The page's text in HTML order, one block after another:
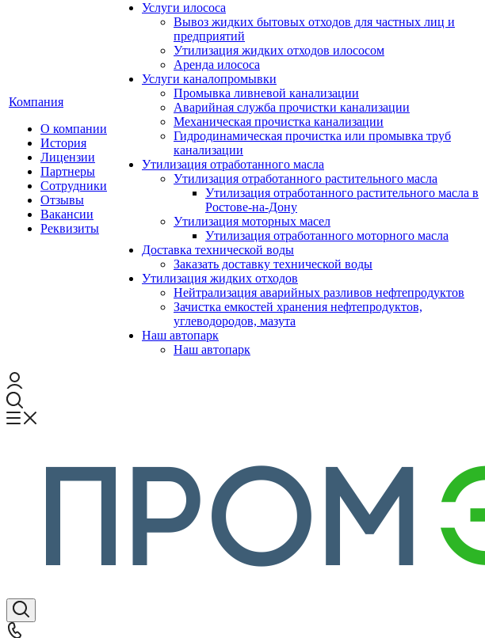
Компания
О компании
История
Лицензии
Партнеры
Сотрудники
Отзывы
Вакансии
Реквизиты
Услуги илососа
Вывоз жидких бытовых отходов для частных лиц и
предприятий
Утилизация жидких отходов илососом
Аренда илососа
Услуги каналопромывки
Промывка ливневой канализации
Аварийная служба прочистки канализации
Механическая прочистка канализации
Гидродинамическая прочистка или промывка труб
канализации
Утилизация отработанного масла
Утилизация отработанного растительного масла
Утилизация отработанного растительного масла в
Ростове-на-Дону
Утилизация моторных масел
Утилизация отработанного моторного масла
Доставка технической воды
Заказать доставку технической воды
Утилизация жидких отходов
Нейтрализация аварийных разливов нефтепродуктов
Зачистка емкостей хранения нефтепродуктов,
углеводородов, мазута
Наш автопарк
Наш автопарк